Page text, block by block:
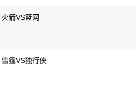
箭VS篮网
霆VS独行侠